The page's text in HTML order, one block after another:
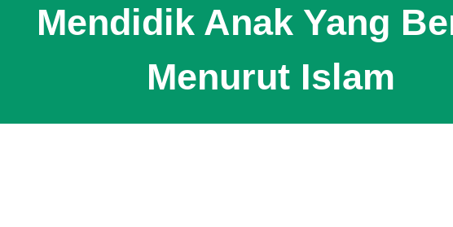
Mendidik Anak Yang
Menurut Islam